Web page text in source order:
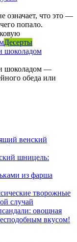
означает, что это —
попало.
Десерты
шоколадом
шоколадом —
обеда или
венский
шницель:
из фарша
творожные
случай
овощная
вкусом!